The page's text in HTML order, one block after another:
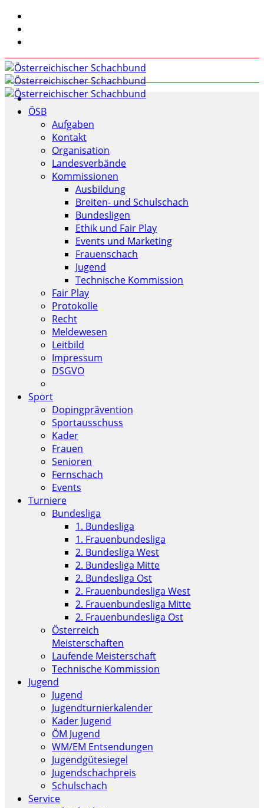
ÖSB
Aufgaben
Kontakt
Organisation
Landesverbände
Kommissionen
Ausbildung
Breiten- und Schulschach
Bundesligen
Ethik und Fair Play
Events und Marketing
Frauenschach
Jugend
Technische Kommission
Fair Play
Protokolle
Recht
Meldewesen
Leitbild
Impressum
DSGVO
Sport
Dopingprävention
Sportausschuss
Kader
Frauen
Senioren
Fernschach
Events
Turniere
Bundesliga
1. Bundesliga
1. Frauenbundesliga
2. Bundesliga West
2. Bundesliga Mitte
2. Bundesliga Ost
2. Frauenbundesliga West
2. Frauenbundesliga Mitte
2. Frauenbundesliga Ost
Österreich
Meisterschaften
Laufende Meisterschaft
Technische Kommission
Jugend
Jugend
Jugendturnierkalender
Kader Jugend
ÖM Jugend
WM/EM Entsendungen
Jugendgütesiegel
Jugendschachpreis
Schulschach
Service